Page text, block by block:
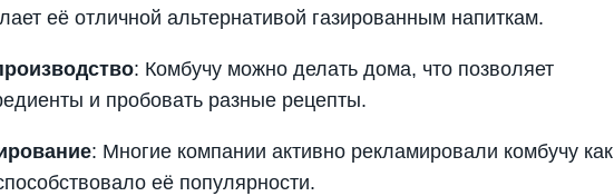
её отличной альтернативой газированным напиткам.
: Комбучу можно делать дома, что позволяет
и пробовать разные рецепты.
: Многие компании активно рекламировали комбучу как
её популярности.